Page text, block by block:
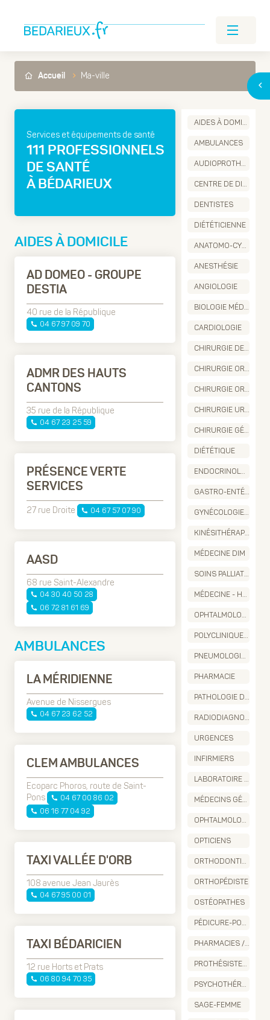
Accueil Ma-ville
Services et équipements de santé
111 PROFESSIONNELS
DE SANTÉ
À BÉDARIEUX
AIDES À DOMICILE
AD DOMEO - GROUPE
DESTIA
40 rue de la République
04 67 97 09 70
ADMR DES HAUTS
CANTONS
35 rue de la République
04 67 23 25 59
PRÉSENCE VERTE
SERVICES
27 rue Droite 04 67 57 07 90
AASD
68 rue Saint-Alexandre
04 30 40 50 28
06 72 81 61 69
AMBULANCES
LA MÉRIDIENNE
Avenue de Nissergues
04 67 23 62 52
CLEM AMBULANCES
Ecoparc Phoros, route de Saint-
Pons
04 67 00 86 02
06 16 77 04 92
TAXI VALLÉE D'ORB
108 avenue Jean Jaurès
04 67 95 00 01
TAXI BÉDARICIEN
12 rue Horts et Prats
06 80 94 70 35
AIDES À DOMICILE
AMBULANCES
AUDIOPROTHÉSISTES
CENTRE DE DIALYSE
DENTISTES
DIÉTÉTICIENNE
ANATOMO-CYTO-PATHOLOGIE
ANESTHÉSIE
ANGIOLOGIE
BIOLOGIE MÉDICALE
CARDIOLOGIE
CHIRURGIE DENTAIRE
CHIRURGIE ORTHOPÉDIQUE
CHIRURGIE ORTHOPÉDIQUE DE LA MAIN
CHIRURGIE UROLOGIQUE
CHIRURGIE GÉNÉRALE ET DIGESTIVE
DIÉTÉTIQUE
ENDOCRINOLOGIE - DIABÈTE - MALADIES MÉTABOLIQUES
GASTRO-ENTÉROLOGIE
GYNÉCOLOGIE – CHIRURGICALE - SUIVI DE GROSSESSE
KINÉSITHÉRAPIE
MÉDECINE DIM
SOINS PALLIATIFS
MÉDECINE - HOSPITALISATION DE JOUR
OPHTALMOLOGIE - CHIRURGICALE - PATHLOGIES RÉTINIENNES
POLYCLINIQUE DES 3 VALLÉES ORL
PNEUMOLOGIE - PATHOLOGIE DU SOMMEIL
PHARMACIE
PATHOLOGIE DU SOMMEIL
RADIODIAGNOSTIC - IMAGERIE MÉDICALE - SCANNER - ÉCHOGRAPHIE
URGENCES
INFIRMIERS
LABORATOIRE D'ANALYSES MÉDICALES
MÉDECINS GÉNÉRALISTES
OPHTALMOLOGUE
OPTICIENS
ORTHODONTISTE
ORTHOPÉDISTE
OSTÉOPATHES
PÉDICURE-PODOLOGUE
PHARMACIES / MATÉRIEL MÉDICAL
PROTHÉSISTES DENTAIRE
PSYCHOTHÉRAPEUTES
SAGE-FEMME